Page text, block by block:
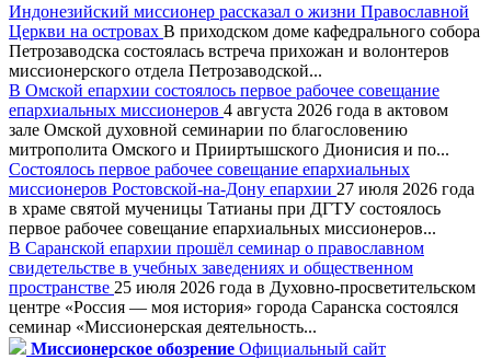
Индонезийский миссионер рассказал о жизни Православной
Церкви на островах В приходском доме кафедрального собора
Петрозаводска состоялась встреча прихожан и волонтеров
миссионерского отдела Петрозаводской...
В Омской епархии состоялось первое рабочее совещание
епархиальных миссионеров 4 августа 2026 года в актовом
зале Омской духовной семинарии по благословению
митрополита Омского и Прииртышского Дионисия и по...
Состоялось первое рабочее совещание епархиальных
миссионеров Ростовской-на-Дону епархии 27 июля 2026 года
в храме святой мученицы Татианы при ДГТУ состоялось
первое рабочее совещание епархиальных миссионеров...
В Саранской епархии прошёл семинар о православном
свидетельстве в учебных заведениях и общественном
пространстве 25 июля 2026 года в Духовно-просветительском
центре «Россия — моя история» города Саранска состоялся
семинар «Миссионерская деятельность...
Миссионерское обозрение Официальный сайт